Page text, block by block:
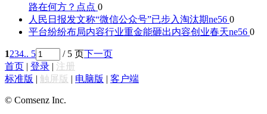
路在何方？ 点点 0
人民日报发文称“微信公众号”已步入淘汰期ne56 0
平台纷纷布局内容行业重金能砸出内容创业春天ne56 0
1234.. 5 / 5 页下一页
首页 | 登录 | 注册
标准版 | 触屏版 | 电脑版 | 客户端
© Comsenz Inc.